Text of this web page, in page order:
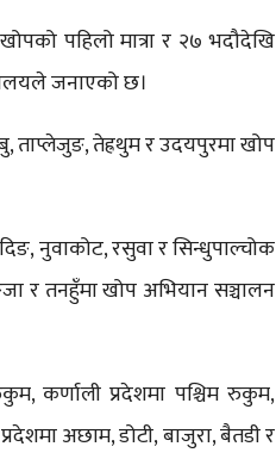
पहिलो मात्रा र २७ भदौदेखि
जनाएको छ।
तेह्रथुम र उदयपुरमा खोप
नुवाकोट, रसुवा र सिन्धुपाल्चोक
र तनहुँमा खोप अभियान सञ्चालन
कर्णाली प्रदेशमा पश्चिम रुकुम,
अछाम, डोटी, बाजुरा, बैतडी र